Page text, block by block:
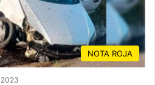
NOTA ROJA